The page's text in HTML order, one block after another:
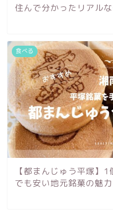
住んで分かったリアル
食べる
【都まんじゅう平塚】
でも安い地元銘菓の魅